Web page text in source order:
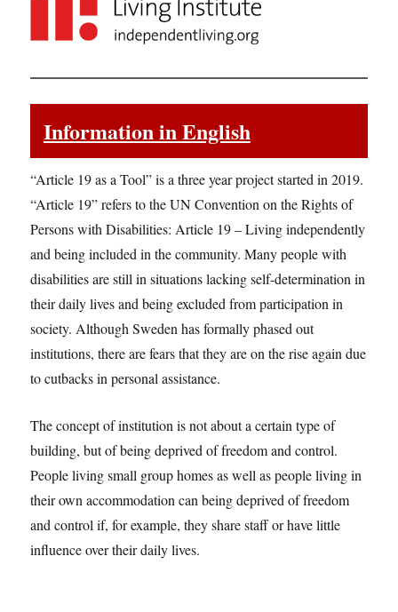
Information in English
“Article 19 as a Tool” is a three year project started in 2019.
“Article 19” refers to the UN Convention on the Rights of
Persons with Disabilities: Article 19 – Living independently
and being included in the community. Many people with
disabilities are still in situations lacking self-determination in
their daily lives and being excluded from participation in
society. Although Sweden has formally phased out
institutions, there are fears that they are on the rise again due
to cutbacks in personal assistance.
The concept of institution is not about a certain type of
building, but of being deprived of freedom and control.
People living small group homes as well as people living in
their own accommodation can being deprived of freedom
and control if, for example, they share staff or have little
influence over their daily lives.